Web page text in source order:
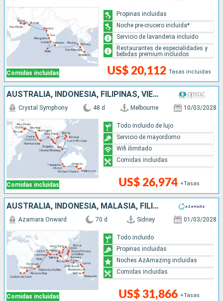
Comidas incluidas US$ 20,112 Tasas incluidas
Propinas incluidas
Noche pre-crucero incluida*
Servicio de lavanderia incluido
Restaurantes de especialidades y
bebidas premium incluidos
AUSTRALIA, INDONESIA, FILIPINAS, VIETNAM, SINGAPUR, MALASIA, TAILANDIA, SRI LANKA, INDIA, OMAN, EMIRATOS ÁRABES UNIDOS
Comidas incluidas
Crystal Symphony 48 d Melbourne 10/03/2028
US$ 26,974 +Tasas
Todo incluido de lujo
Servicio de mayordomo
Wifi ilimitado
Comidas incluidas
AUSTRALIA, INDONESIA, MALASIA, FILIPINAS, CHINA, VIETNAM, TAILANDIA, SINGAPUR, SRI LANKA, INDIA, MALDIVAS, MAURICE, FRANCIA, MADAGASCAR, SUDAFRICA
Comidas incluidas
Azamara Onward 70 d Sidney 01/03/2028
US$ 31,866 +Tasas
Todo incluido
Propinas incluidas
Noches AzAmazing incluidas
Comidas incluidas